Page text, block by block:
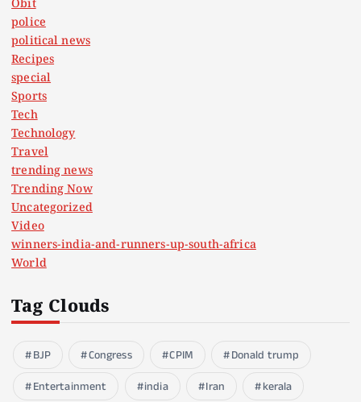
Obit
police
political news
Recipes
special
Sports
Tech
Technology
Travel
trending news
Trending Now
Uncategorized
Video
winners-india-and-runners-up-south-africa
World
Tag Clouds
BJP Congress CPIM
Donald trump
Entertainment
india Iran
kerala